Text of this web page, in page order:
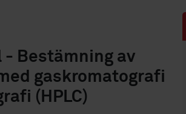
Bestämning av
gaskromatografi
(HPLC)